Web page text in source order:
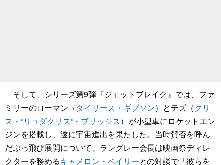
そして、シリーズ第9弾『ジェットブレイク』では、ファ
ミリーのローマン（タイリース・ギブソン）とテズ（クリ
ス・“リュダクリス”・ブリッジス）が小型車にロケットエン
ジンを搭載し、遂に宇宙進出を果たした。当時賛否を呼ん
だぶっ飛び展開について、ラングレー会長は映画祭ディレ
クターを務めるキャメロン・ベイリーとの対談で「彼らを